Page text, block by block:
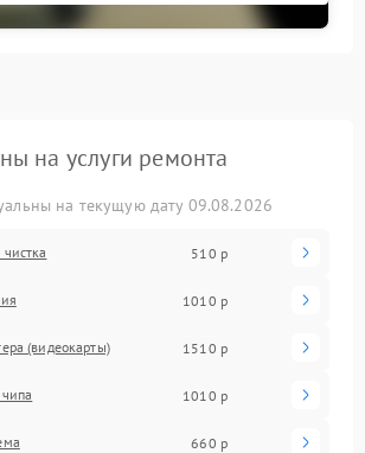
на услуги ремонта
на текущую дату 09.08.2026
510 р
1010 р
(видеокарты) 1510 р
1010 р
660 р